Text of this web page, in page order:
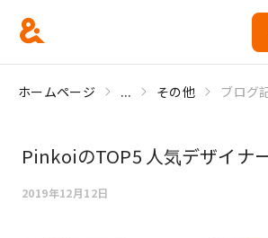
ホームページ ... その他 ブログ
PinkoiのTOP5 人気デザイナ
2019年12月12日